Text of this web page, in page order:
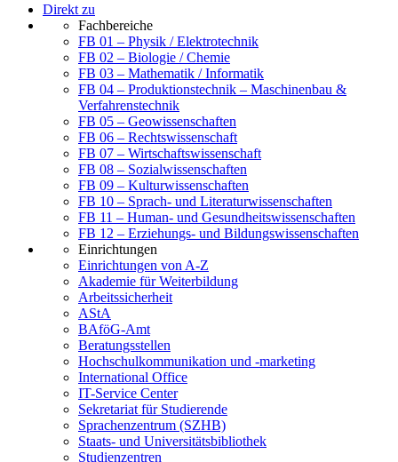
Direkt zu
Fachbereiche
FB 01 – Physik / Elektrotechnik
FB 02 – Biologie / Chemie
FB 03 – Mathematik / Informatik
FB 04 – Produktionstechnik – Maschinenbau &
Verfahrenstechnik
FB 05 – Geowissenschaften
FB 06 – Rechtswissenschaft
FB 07 – Wirtschaftswissenschaft
FB 08 – Sozialwissenschaften
FB 09 – Kulturwissenschaften
FB 10 – Sprach- und Literaturwissenschaften
FB 11 – Human- und Gesundheitswissenschaften
FB 12 – Erziehungs- und Bildungswissenschaften
Einrichtungen
Einrichtungen von A-Z
Akademie für Weiterbildung
Arbeitssicherheit
AStA
BAföG-Amt
Beratungsstellen
Hochschulkommunikation und -marketing
International Office
IT-Service Center
Sekretariat für Studierende
Sprachenzentrum (SZHB)
Staats- und Universitätsbibliothek
Studienzentren